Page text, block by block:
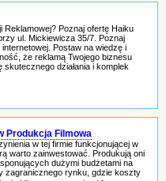
Reklamowej? Poznaj ofertę Haiku
ul. Mickiewicza 35/7. Poznaj
Postaw na wiedzę i
że reklamą Twojego biznesu
działania i komplek
Produkcja Filmowa
w tej firmie funkcjonującej w
warto zainwestować. Produkują oni
dużymi budżetami na
zagranicznego rynku, gdzie koszty